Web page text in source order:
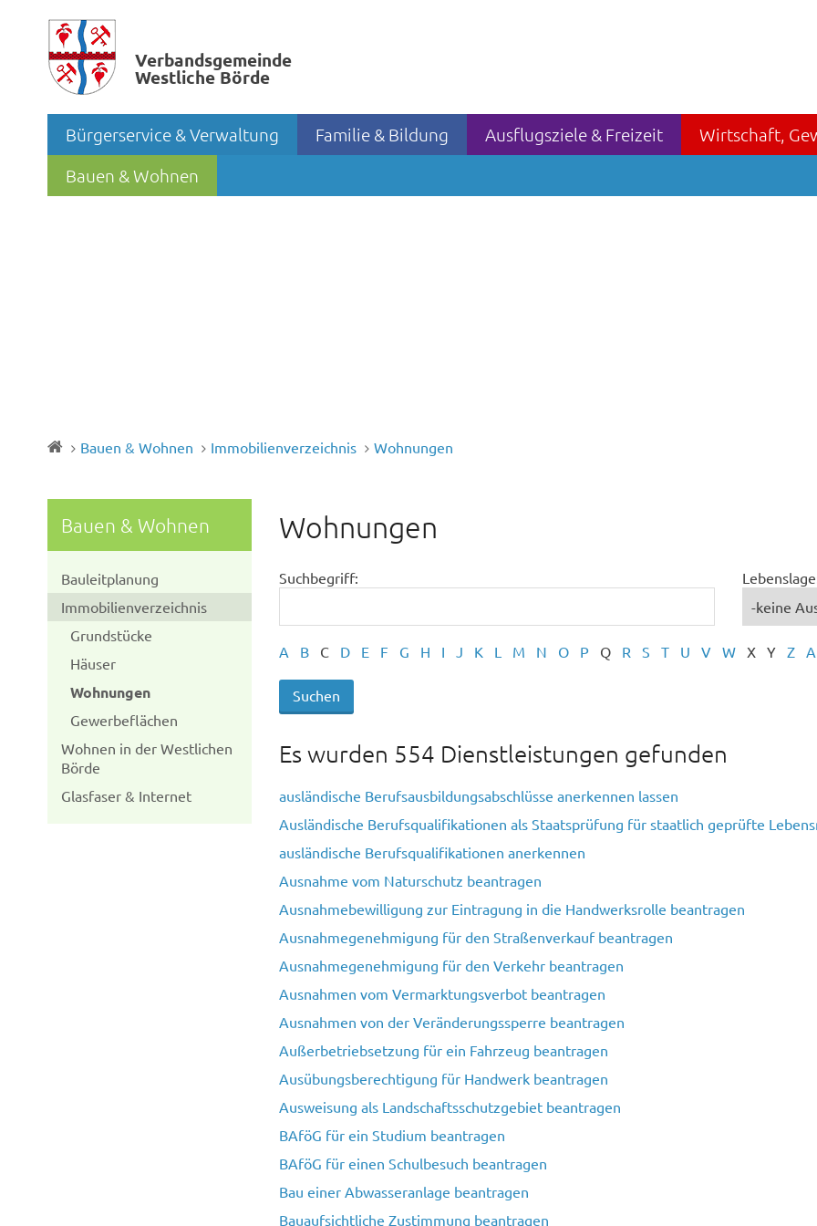
Verbands­gemeinde
Westliche Börde
Bürgerservice & Verwaltung Familie & Bildung Ausflugsziele & Freizeit Wirtschaft,
Bauen & Wohnen
Bauen & Wohnen Immobilienverzeichnis Wohnungen
Bauen & Wohnen
Bauleitplanung
Immobilienverzeichnis
Grundstücke
Häuser
Wohnungen
Gewerbeflächen
Wohnen in der Westlichen
Börde
Glasfaser & Internet
Wohnungen
Suchbegriff:
A B C D E F G H I J K L M N O P Q R S T U V W X Y Z
Es wurden 554 Dienstleistungen gefunden
ausländische Berufsausbildungsabschlüsse anerkennen lassen
Ausländische Berufsqualifikationen als Staatsprüfung für staatlich geprüfte
ausländische Berufsqualifikationen anerkennen
Ausnahme vom Naturschutz beantragen
Ausnahmebewilligung zur Eintragung in die Handwerksrolle beantragen
Ausnahmegenehmigung für den Straßenverkauf beantragen
Ausnahmegenehmigung für den Verkehr beantragen
Ausnahmen vom Vermarktungsverbot beantragen
Ausnahmen von der Veränderungssperre beantragen
Außerbetriebsetzung für ein Fahrzeug beantragen
Ausübungsberechtigung für Handwerk beantragen
Ausweisung als Landschaftsschutzgebiet beantragen
BAföG für ein Studium beantragen
BAföG für einen Schulbesuch beantragen
Bau einer Abwasseranlage beantragen
Bauaufsichtliche Zustimmung beantragen